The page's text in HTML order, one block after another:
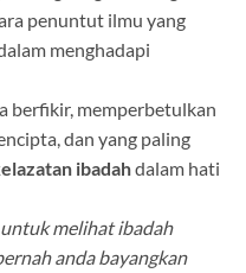
penuntut ilmu yang
menghadapi
berfikir, memperbetulkan
dan yang paling
ibadahdalam hati
melihat ibadah
anda bayangkan